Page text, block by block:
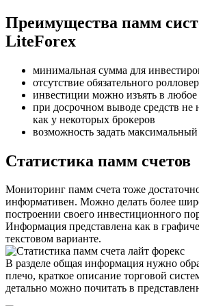
Преимущества памм
LiteForex
минимальная сумма для
отсутствие обязательного
инвестиции можно изъять в любое
при досрочном выводе средств не
как у некоторых брокеров
возможность задать
Cтатистика памм счетов
Мониторинг памм счета тоже
информативен. Можно делать более
построении своего инвестиционного
Информация представлена как в
текстовом варианте.
В разделе общая информация нужно
плечо, краткое описание торговой
детально можно почитать в